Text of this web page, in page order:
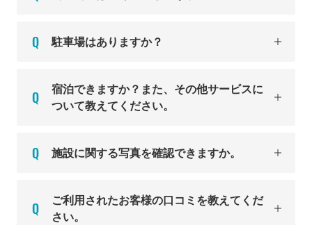
駐車場はありますか？
宿泊できますか？また、その他サービスに
ついて教えてください。
施設に関する写真を確認できますか。
ご利用されたお客様の口コミを教えてくだ
さい。